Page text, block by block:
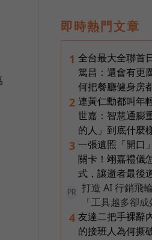
即時熱門文章
1 全台最大全聯首
篤昌：還會有更
何把餐廳健身房
2 連黃仁勳都叫年
世嘉：智慧通膨
的人」到底什麼
3 一張遺照「開口
關卡！翊嘉禮儀
式，讓逝者最後
PR
打造 AI 行銷飛
「工具越多卻
4 友達二把手裸辭
的接班人為何撕